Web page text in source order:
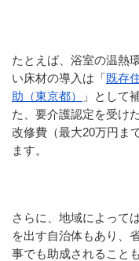
たとえば、浴室の温熱
い床材の導入は「 既存
助（東京都）
」として
た、要介護認定を受け
改修費（最大20万円ま
ます。
さらに、地域によって
を出す自治体もあり、
事でも助成されること